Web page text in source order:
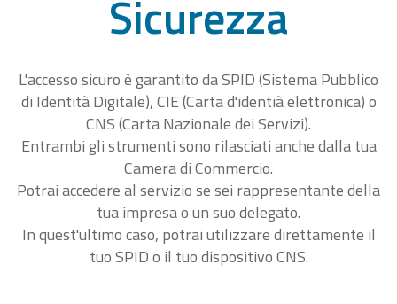
Sicurezza
L'accesso sicuro è garantito da SPID (Sistema Pubblico
di Identità Digitale), CIE (Carta d'identià elettronica) o
CNS (Carta Nazionale dei Servizi).
Entrambi gli strumenti sono rilasciati anche dalla tua
Camera di Commercio.
Potrai accedere al servizio se sei rappresentante della
tua impresa o un suo delegato.
In quest'ultimo caso, potrai utilizzare direttamente il
tuo SPID o il tuo dispositivo CNS.